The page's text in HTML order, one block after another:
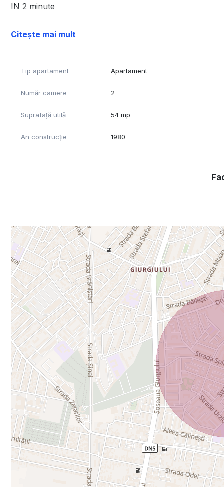
IN 2 minute
Citește mai mult
Tip apartament Apartament
Număr camere 2
Suprafață utilă 54 mp
An construcție 1980